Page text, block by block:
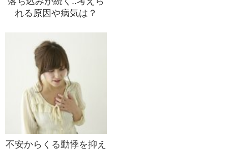
れる原因や病気は？
不安からくる動悸を抑え